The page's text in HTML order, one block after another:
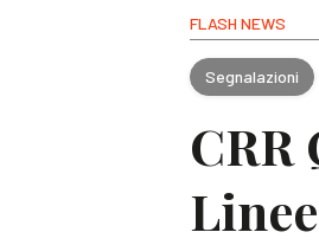
FLASH NEWS
Segnalazioni